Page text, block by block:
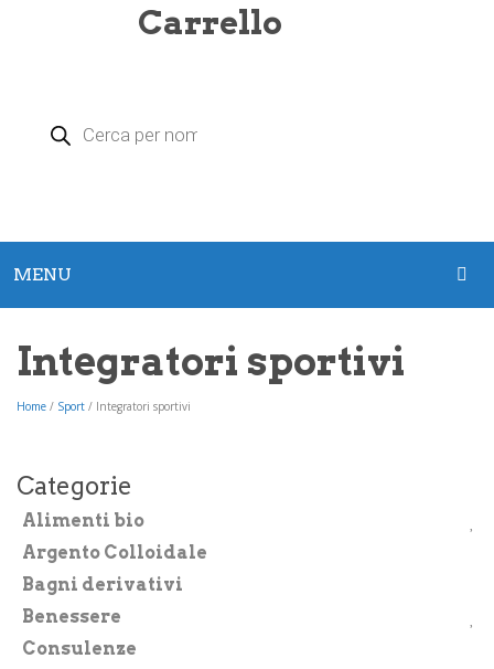
search
Carrello
MENU
PRODOTTI
Integratori
Benessere
Cosmesi
Integratori sportivi
Home / Sport / Integratori sportivi
Categorie
Alimenti bio
Argento Colloidale
Bagni derivativi
Benessere
Consulenze